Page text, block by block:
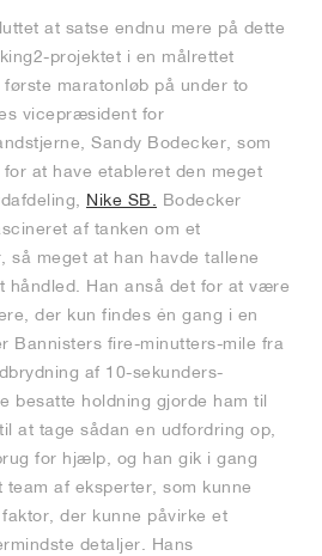
at satse endnu mere på dette
projektet i en målrettet
maratonløb på under to
vicepræsident for
Sandy Bodecker, som
at have etableret den meget
Nike SB.
Bodecker
af tanken om et
så meget at han havde tallene
håndled. Han anså det for at være
der kun findes én gang i en
Bannisters fire-minutters-mile fra
af 10-sekunders-
besatte holdning gjorde ham til
at tage sådan en udfordring op,
for hjælp, og han gik i gang
af eksperter, som kunne
der kunne påvirke et
detaljer. Hans